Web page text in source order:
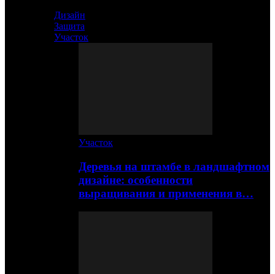
Дизайн
Защита
Участок
Участок
Деревья на штамбе в ландшафтном
дизайне: особенности
выращивания и применения в…